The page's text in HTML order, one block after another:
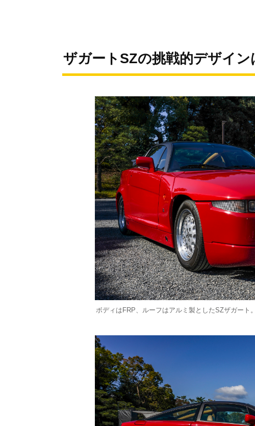
ザガートSZの挑戦的デザイン
ボディはFRP、ルーフはアルミ製としたSZザガート。